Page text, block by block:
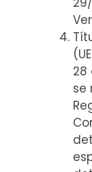
28
se